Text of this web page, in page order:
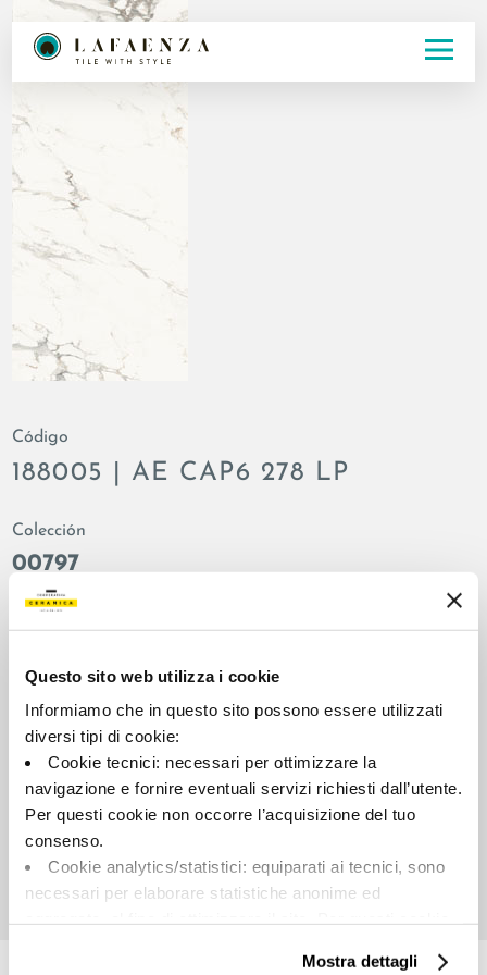
Questo sito web utilizza i cookie
Informiamo che in questo sito possono essere utilizzati
diversi tipi di cookie:
Cookie tecnici: necessari per ottimizzare la
navigazione e fornire eventuali servizi richiesti dall’utente.
Per questi cookie non occorre l’acquisizione del tuo
consenso.
Cookie analytics/statistici: equiparati ai tecnici, sono
necessari per elaborare statistiche anonime ed
Cookie di profilazione/marketing: sono utilizzati, solo
Mostra dettagli
Código
188005 | AE CAP6 278 LP
Colección
00797
Color:
Blanco
Fondo
Formato:
120.0x278.0
esmerillado
brillante
Destonalización:
Unidad de medida:
MQ